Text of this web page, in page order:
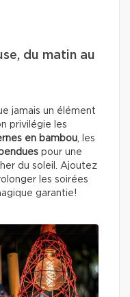
du matin au
jamais un élément
privilégie les
en bambou , les
pour une
du soleil. Ajoutez
les soirées
garantie!